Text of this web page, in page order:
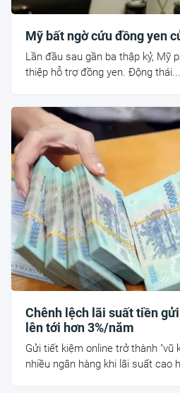
Mỹ bất ngờ cứu đồng yen
Lần đầu sau gần ba thập kỷ, Mỹ
thiệp hỗ trợ đồng yen. Động thái...
Chênh lệch lãi suất tiền
lên tới hơn 3%/năm
Gửi tiết kiệm online trở thành "vũ
nhiều ngân hàng khi lãi suất cao